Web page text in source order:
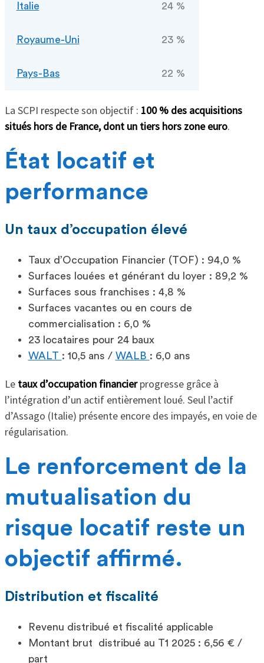
Italie 24 %
Royaume-Uni 23 %
Pays-Bas 22 %
La SCPI respecte son objectif : 100 % des acquisitions
situés hors de France, dont un tiers hors zone euro.
État locatif et
performance
Un taux d’occupation élevé
Taux d’Occupation Financier (TOF) : 94,0 %
Surfaces louées et générant du loyer : 89,2 %
Surfaces sous franchises : 4,8 %
Surfaces vacantes ou en cours de
commercialisation : 6,0 %
23 locataires pour 24 baux
WALT : 10,5 ans / WALB : 6,0 ans
Le taux d’occupation financierprogresse grâce à
l’intégration d’un actif entièrement loué. Seul l’actif
d’Assago (Italie) présente encore des impayés, en voie de
régularisation.
Le renforcement de la
mutualisation du
risque locatif reste un
objectif affirmé.
Distribution et fiscalité
Revenu distribué et fiscalité applicable
Montant brut distribué au T1 2025 : 6,56 € /
part